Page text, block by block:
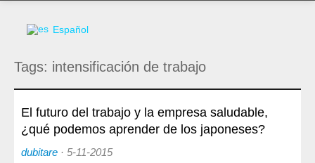
Areas
de experiencia
Organización, Trabajo y Salud
Sociedad, Innovación y Salud
Internacional, Sectores y Salud
Español
Tags: intensificación de trabajo
El futuro del trabajo y la empresa saludable,
¿qué podemos aprender de los japoneses?
dubitare · 5-11-2015